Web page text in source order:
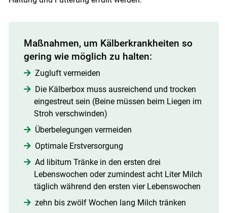
Maßnahmen, um Kälberkrankheiten so
gering wie möglich zu halten:
Zugluft vermeiden
Die Kälberbox muss ausreichend und trocken
eingestreut sein (Beine müssen beim Liegen im
Stroh verschwinden)
Überbelegungen vermeiden
Optimale Erstversorgung
Ad libitum Tränke in den ersten drei
Lebenswochen oder zumindest acht Liter Milch
täglich während den ersten vier Lebenswochen
zehn bis zwölf Wochen lang Milch tränken